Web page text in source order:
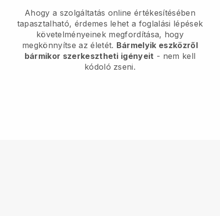
Ahogy a szolgáltatás online értékesítésében
tapasztalható, érdemes lehet a foglalási lépések
követelményeinek megfordítása, hogy
megkönnyítse az életét. Bármelyik eszközről
bármikor szerkesztheti igényeit - nem kell
kódoló zseni.